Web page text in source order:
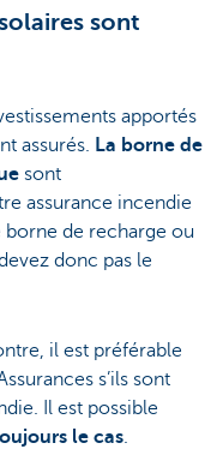
sont
apportés
assurés. La borne de
sont
assurance incendie
borne de recharge ou
donc pas le
il est préférable
s’ils sont
Il est possible
le cas.